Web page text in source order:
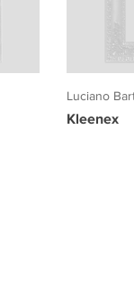
Luciano
Kleenex